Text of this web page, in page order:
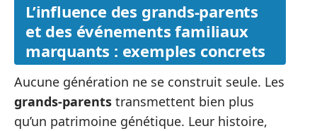
L’influence des grands-parents
et des événements familiaux
marquants : exemples concrets
Aucune génération ne se construit seule. Les
grands-parents transmettent bien plus
qu’un patrimoine génétique. Leur histoire,